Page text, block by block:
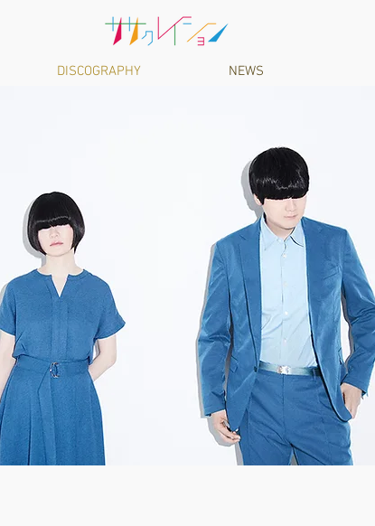
DISCOGRAPHY NEWS